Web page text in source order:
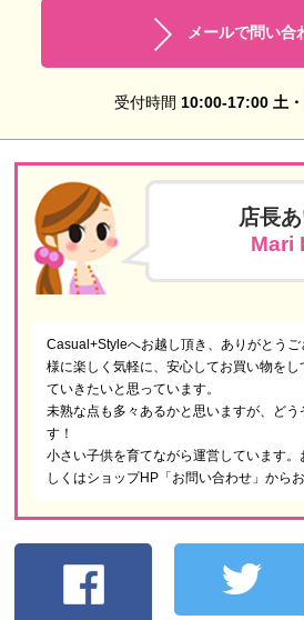
メールで問い合
受付時間10:00-17:00 土
店長
Mari
Casual+Styleへお越し頂き、ありがとう
様に楽しく気軽に、安心してお買い物をし
ていきたいと思っています。
未熟な点も多々あるかと思いますが、どう
す！
小さい子供を育てながら運営しています。
しくはショップHP「お問い合わせ」からお